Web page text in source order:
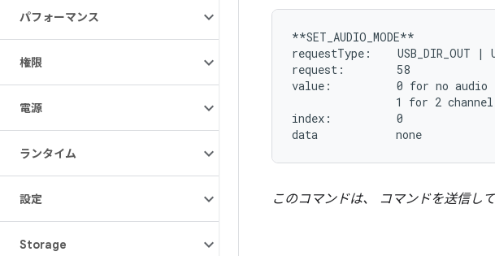
パフォーマンス
権限
電源
ランタイム
設定
Storage
**SET_AUDIO_MODE**
requestType:    USB_DIR_OUT |
request:        58
value:          0 for no audio
1 for 2
index:          0
このコマンドは、 コマンドを送信し